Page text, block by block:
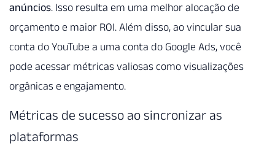
anúncios. Isso resulta em uma melhor alocação de
orçamento e maior ROI. Além disso, ao vincular sua
conta do YouTube a uma conta do Google Ads, você
pode acessar métricas valiosas como visualizações
orgânicas e engajamento.
Métricas de sucesso ao sincronizar as
plataformas